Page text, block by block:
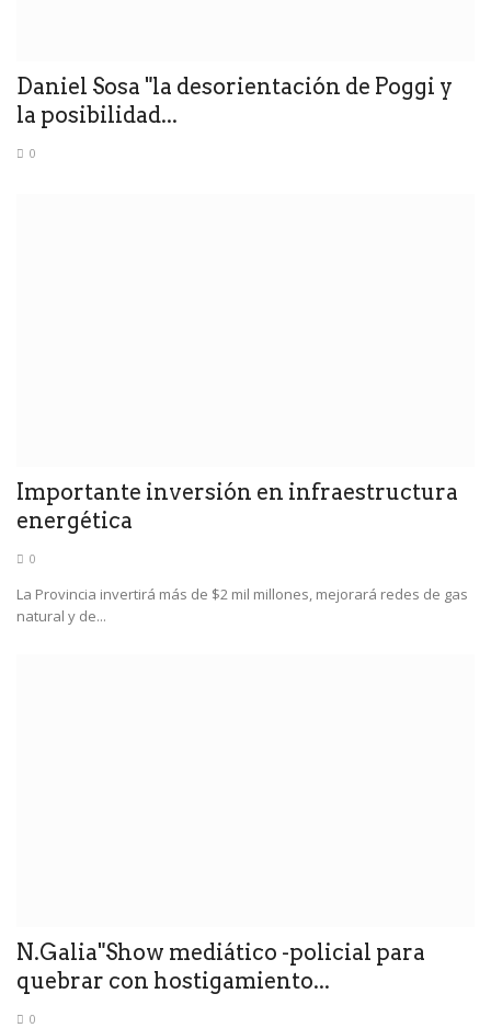
Daniel Sosa "la desorientación de Poggi y
la posibilidad...
0
Importante inversión en infraestructura
energética
0
La Provincia invertirá más de $2 mil millones, mejorará redes de gas
natural y de...
N.Galia"Show mediático -policial para
quebrar con hostigamiento...
0